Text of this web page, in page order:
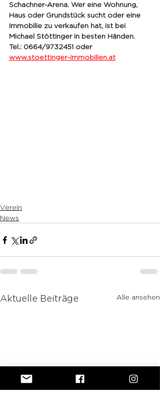
Schachner-Arena. Wer eine Wohnung,
Haus oder Grundstück sucht oder eine
Immobilie zu verkaufen hat, ist bei
Michael Stöttinger in besten Händen.
Tel.: 0664/9732451 oder
www.stoettinger-immobilien.at
Verein
News
Aktuelle Beiträge Alle ansehen